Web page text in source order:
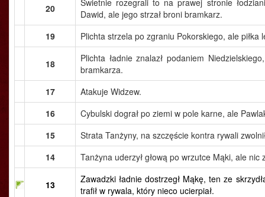
20
Świetnie rozegrali to na prawej stronie
Dawid, ale jego strzał broni bramkarz.
19
Plichta strzela po zgraniu Pokorskiego, ale piłka
18
Plichta ładnie znalazł podaniem
bramkarza.
17
Atakuje Widzew.
16
Cybulski dograł po ziemi w pole karne, ale
15
Strata Tanżyny, na szczęście kontra rywali
14
Tanżyna uderzył głową po wrzutce Mąki, ale nic
13
Zawadzki ładnie dostrzegł Mąkę, ten ze
trafił w rywala, który nieco ucierpiał.